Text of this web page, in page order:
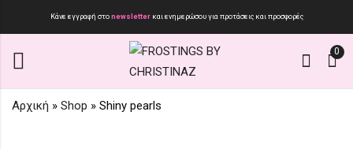
Κάνε εγγραφή στοnewsletter και ενημερώσου για προτάσεις και προσφορές
0
Αρχική » Shop » Shiny pearls